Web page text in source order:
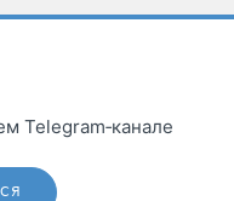
Telegram‑канале